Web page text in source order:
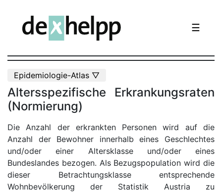
☰
Epidemiologie-Atlas ▽
Altersspezifische Erkrankungsraten
(Normierung)
Die Anzahl der erkrankten Personen wird auf die
Anzahl der Bewohner innerhalb eines Geschlechtes
und/oder einer Altersklasse und/oder eines
Bundeslandes bezogen. Als Bezugspopulation wird die
dieser Betrachtungsklasse entsprechende
Wohnbevölkerung der Statistik Austria zu